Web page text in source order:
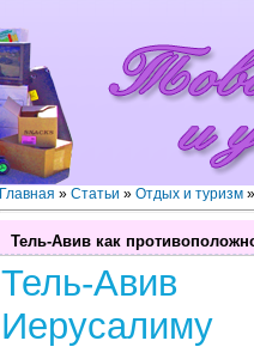
Главная » Статьи » Отдых и туризм
Тель-Авив как
Тель-Авив
Иерусалиму